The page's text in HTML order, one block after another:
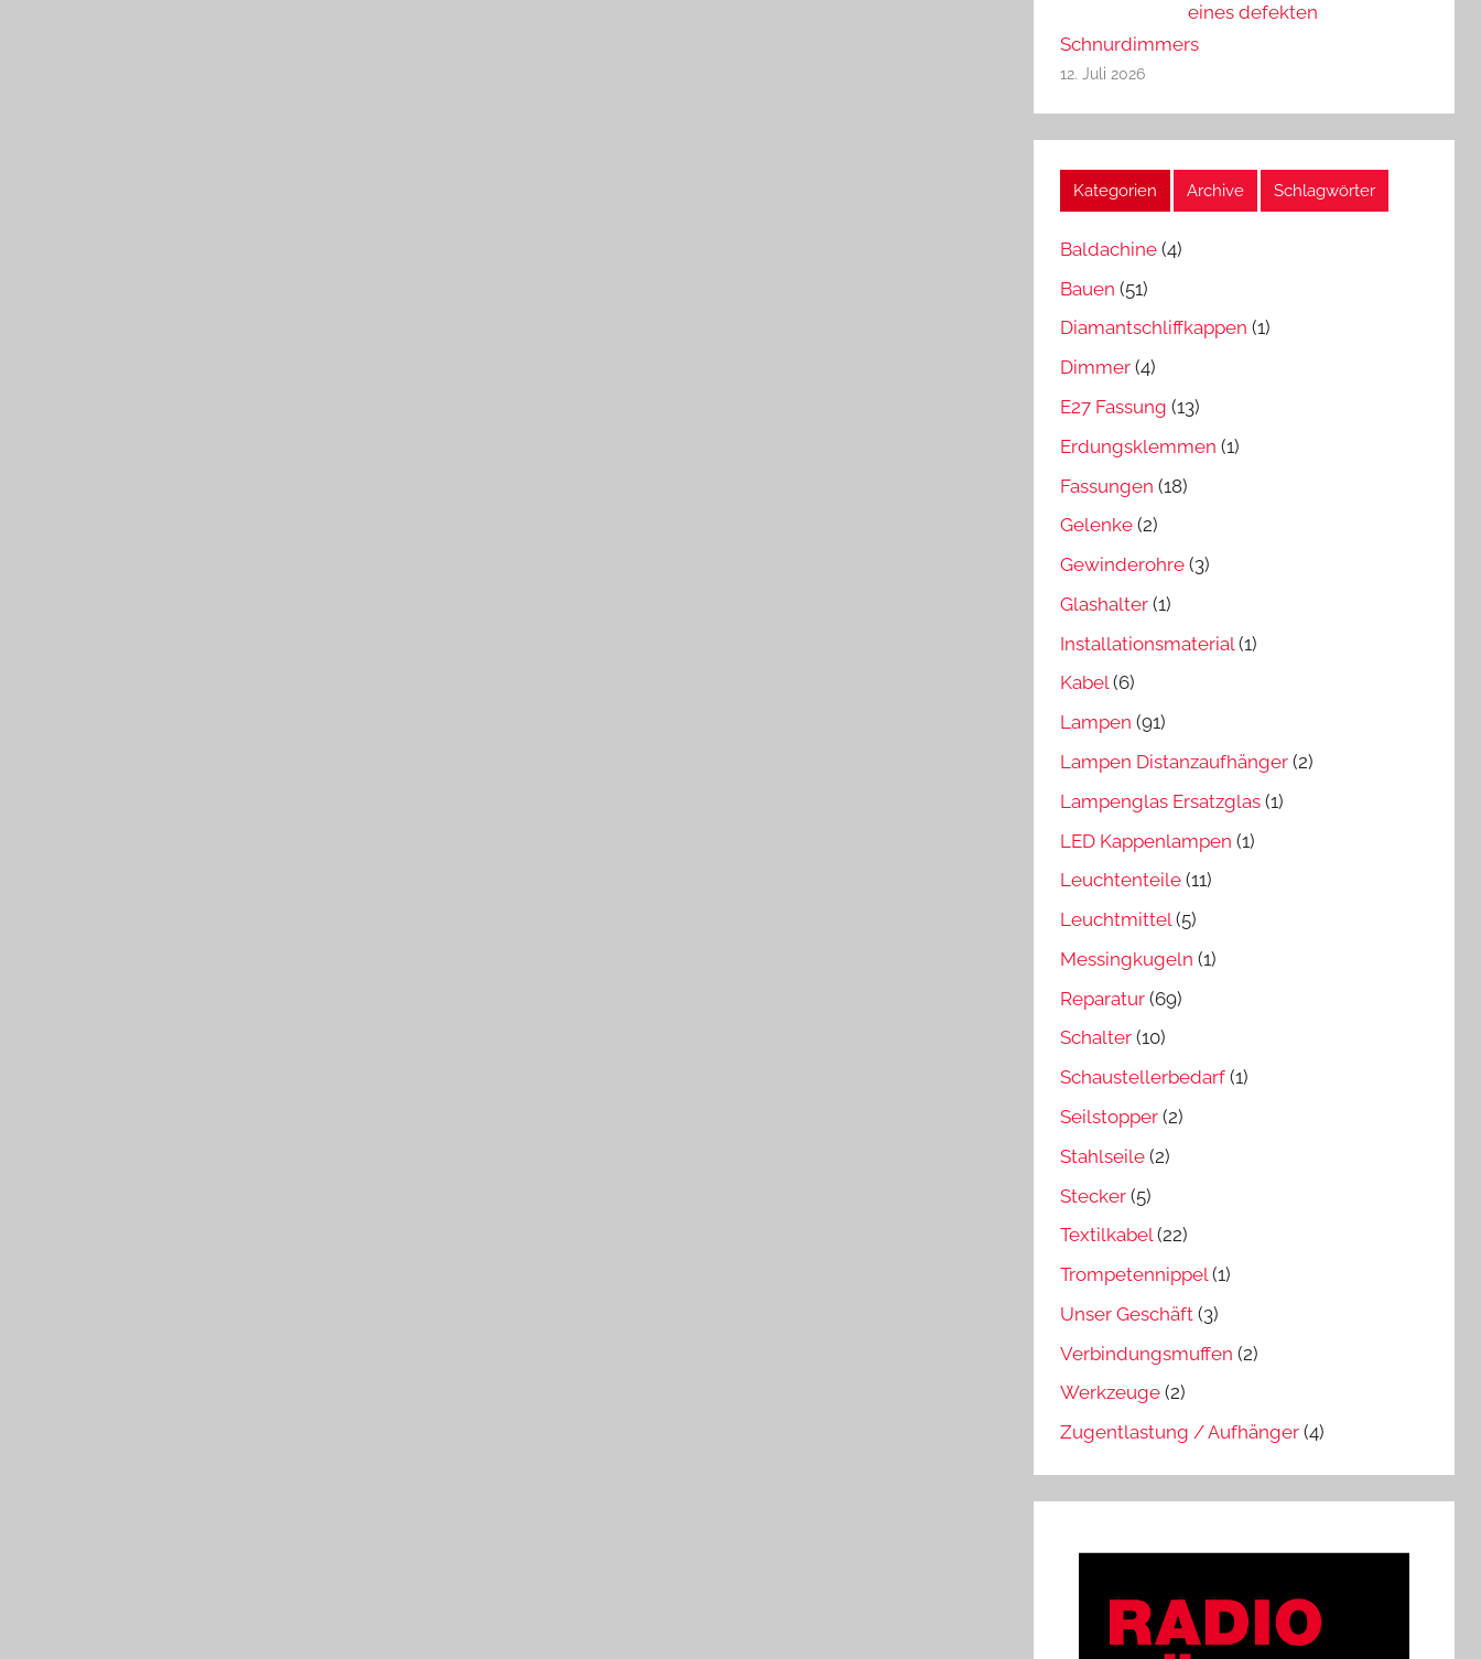
eines defekten
Schnurdimmers
12. Juli 2026
Kategorien Archive Schlagwörter
Baldachine (4)
Bauen (51)
Diamantschliffkappen (1)
Dimmer (4)
E27 Fassung (13)
Erdungsklemmen (1)
Fassungen (18)
Gelenke (2)
Gewinderohre (3)
Glashalter (1)
Installationsmaterial (1)
Kabel(6)
Lampen (91)
Lampen Distanzaufhänger (2)
Lampenglas Ersatzglas (1)
LED Kappenlampen (1)
Leuchtenteile (11)
Leuchtmittel(5)
Messingkugeln (1)
Reparatur (69)
Schalter (10)
Schaustellerbedarf (1)
Seilstopper (2)
Stahlseile (2)
Stecker (5)
Textilkabel(22)
Trompetennippel(1)
Unser Geschäft (3)
Verbindungsmuffen (2)
Werkzeuge (2)
Zugentlastung / Aufhänger (4)